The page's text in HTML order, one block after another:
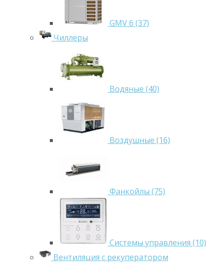
GMV 6 (37)
Чиллеры
Водяные (40)
Воздушные (16)
Фанкойлы (75)
Системы управления (10)
Вентиляция с рекуператором